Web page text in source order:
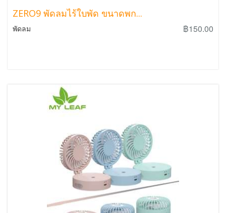
ZERO9 พัดลมไร้ใบพัด ขนาดพก...
พัดลม ฿150.00